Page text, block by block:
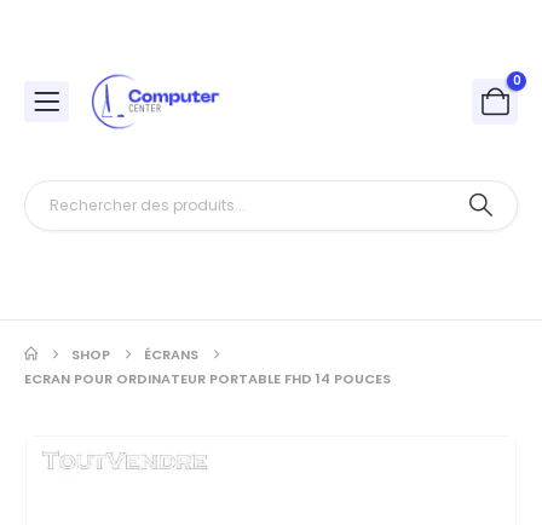
0
SHOP
ÉCRANS
ECRAN POUR ORDINATEUR PORTABLE FHD 14 POUCES